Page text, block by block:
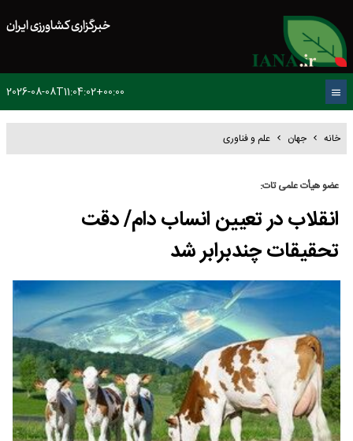
خبرگزاری کشاورزی ایران
2026-08-08T11:04:02+00:00
خانه جهان علم و فناوری
عضو هیأت علمی تات:
انقلاب در تعیین انساب دام/ دقت
تحقیقات چندبرابر شد